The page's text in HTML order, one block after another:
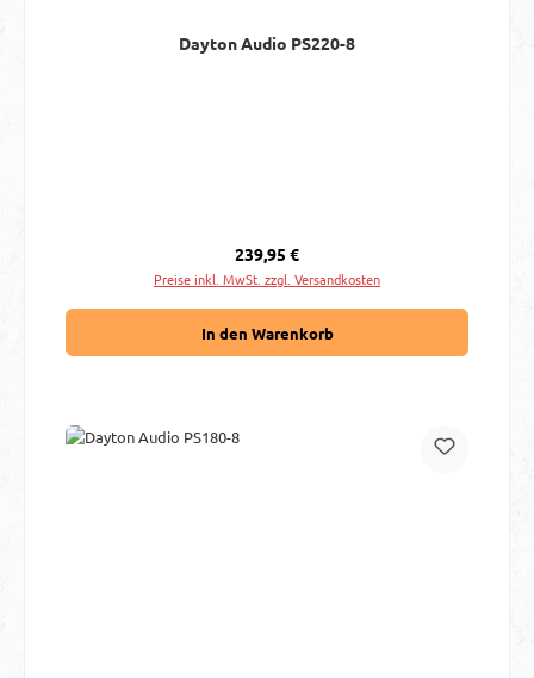
Dayton Audio PS220-8
Regulärer Preis:
239,95 €
Preise inkl. MwSt. zzgl. Versandkosten
In den Warenkorb